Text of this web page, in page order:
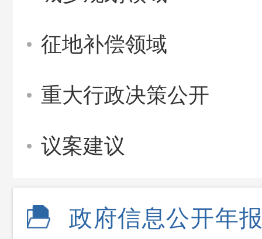
征地补偿领域
重大行政决策公开
议案建议
政府信息公开年